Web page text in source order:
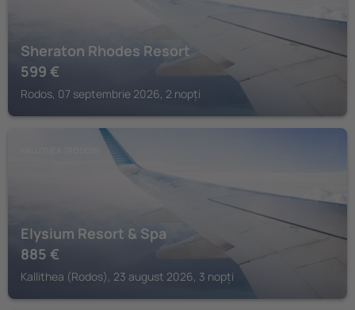
Sheraton Rhodes Resort
599 €
Rodos, 07 septembrie 2026, 2 nopți
Elysium Resort & Spa
885 €
Kallithea (Rodos), 23 august 2026, 3 nopți